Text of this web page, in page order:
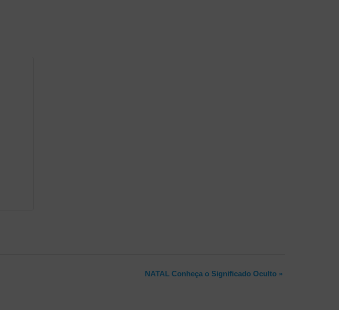
NATAL Conheça o Significado Oculto »